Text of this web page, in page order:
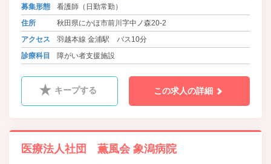
す。
募集形態
看護師（日勤常勤）
住所
秋田県にかほ市前川字中ノ森20-2
アクセス
羽越本線 金浦駅 バス10分
診療科目
障がい者支援施設
キープする この求人の詳細
医療法人社団 薫風会 象潟病院